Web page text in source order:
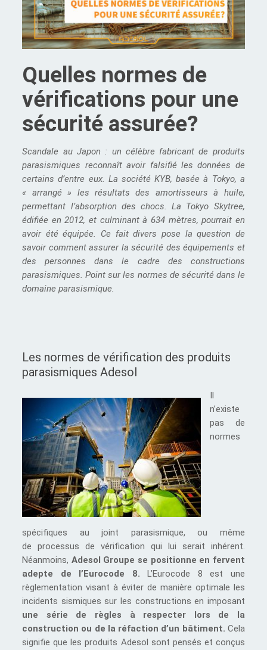
Quelles normes de
vérifications pour une
sécurité assurée?
Scandale au Japon : un célèbre fabricant de produits
parasismiques reconnaît avoir falsifié les données de
certains d’entre eux. La société KYB, basée à Tokyo, a
« arrangé » les résultats des amortisseurs à huile,
permettant l’absorption des chocs. La Tokyo Skytree,
édifiée en 2012, et culminant à 634 mètres, pourrait en
avoir été équipée. Ce fait divers pose la question de
savoir comment assurer la sécurité des équipements et
des personnes dans le cadre des constructions
parasismiques. Point sur les normes de sécurité dans le
domaine parasismique.
Les normes de vérification des produits
parasismiques Adesol
Il
n’existe
pas de
normes
spécifiques au joint parasismique, ou même
de processus de vérification qui lui serait inhérent.
Néanmoins, Adesol Groupe se positionne en fervent
adepte de l’Eurocode 8. L’Eurocode 8 est une
règlementation visant à éviter de manière optimale les
incidents sismiques sur les constructions en imposant
une série de règles à respecter lors de la
construction ou de la réfaction d’un bâtiment. Cela
signifie que les produits Adesol sont pensés et conçus